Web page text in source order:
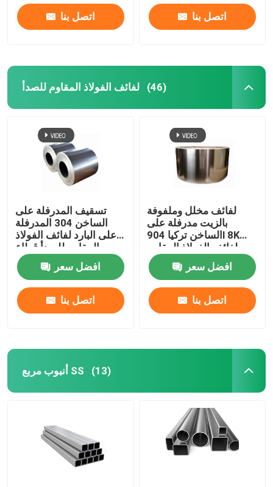
اتصل بنا اتصل بنا
لفائف الفولاذ المقاوم للصدأ (46)
تسقيف المدرفلة على
الساخن 304 المدرفلة
على البارد لفائف الفولاذ
المقاوم للصدأ قطاع
201316l 202 Ss 304
لفائف
افضل سعر
اتصل بنا
لفائف مخلل وملفوفة
بالزيت مدرفلة على
الساخن تركيا 904l 8K
لفائف الفولاذ المقاوم
للصدأ المصقول 430 Ss
لفائف 202افضل سعر
اتصل بنا
أنبوب مربع SS (13)